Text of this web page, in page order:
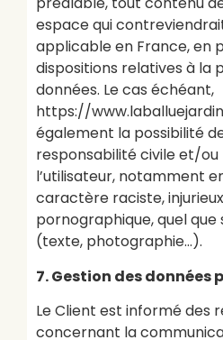
espace qui
applicable en France, en
dispositions relatives à la
données. Le cas échéant,
https://
également la possibilité
responsabilité civile et/ou
l’utilisateur, notamment
caractère raciste,
pornographique, quel
(texte, photographie…).
7. Gestion des données
Le Client est informé des
concernant la